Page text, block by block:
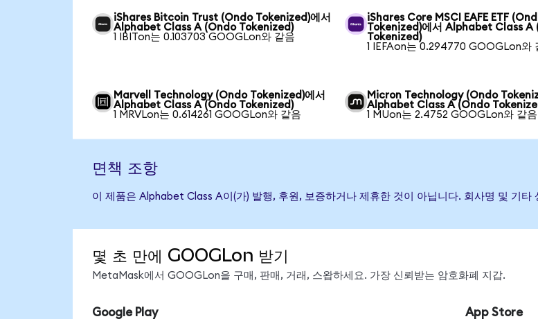
iShares Bitcoin Trust (Ondo Tokenized)에서
Alphabet Class A (Ondo Tokenized)
1 IBITon는 0.103703 GOOGLon와 같음
iShares Core MSCI EAFE ETF
Tokenized)에서 Alphabet Class A
Tokenized)
1 IEFAon는 0.294770 GOOGLon와
Marvell Technology (Ondo Tokenized)에서
Alphabet Class A (Ondo Tokenized)
1 MRVLon는 0.614261 GOOGLon와 같음
Micron Technology (Ondo
Alphabet Class A (Ondo
1 MUon는 2.4752 GOOGLon와 같음
면책 조항
이 제품은 Alphabet Class A이(가) 발행, 후원, 보증하거나 제휴한 것이 아닙니다. 회사명 및 기
몇 초 만에 GOOGLon 받기
MetaMask에서 GOOGLon을 구매, 판매, 거래, 스왑하세요. 가장 신뢰받는 암호화폐 지갑.
Google Play App Store